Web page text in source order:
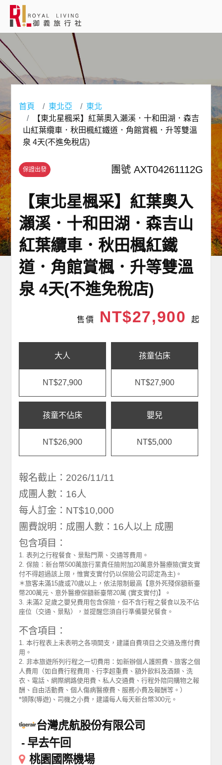
客製服務
關於御義
客服專線(02) 2515-1218
首頁 東北亞
東北
【東北星楓采】紅葉奧入瀨溪．十和田湖．森吉
山紅葉纜車．秋田楓紅鐵道．角館賞楓．升等雙溫
泉 4天(不進免稅店)
保證出發 團號 AXT04261112G
【東北星楓采】紅葉奧入
瀨溪．十和田湖．森吉山
紅葉纜車．秋田楓紅鐵
道．角館賞楓．升等雙溫
泉 4天(不進免稅店)
售價 NT$27,900 起
大人
NT$27,900
孩童佔床
NT$27,900
孩童不佔床
NT$26,900
嬰兒
NT$5,000
報名截止：2026/11/11
成團人數：16人
每人訂金：NT$10,000
團費說明：成團人數：16人以上 成團
包含項目：
1. 表列之行程餐食、景點門票、交通等費用。
2. 保險：新台幣500萬旅行業責任險附加20萬意外醫療險(實支實
付不得超過該上限，惟實支實付仍以保險公司認定為主)。
＊旅客未滿15歲或70歲以上，依法限制最高【意外死殘保額新臺
幣200萬元、意外醫療保額新臺幣20萬 (實支實付)】。
3. 未滿2 足歲之嬰兒費用包含保險，但不含行程之餐食以及不佔
座位（交通、景點），並提醒您須自行準備嬰兒餐食。
不含項目：
1. 本行程表上未表明之各項開支，建議自費項目之交通及應付費
用。
2. 非本旅遊所列行程之一切費用：如新辦個人護照費、旅客之個
人費用（如自費行程費用、行李超重費、額外飲料及酒類、洗
衣、電話、網際網路使用費、私人交通費、行程外陪同購物之報
酬、自由活動費、個人傷病醫療費、服務小費及報酬等。）
*領隊(導遊)、司機之小費，建議每人每天新台幣300元。
台灣虎航股份有限公司
早去午回
桃園國際機場